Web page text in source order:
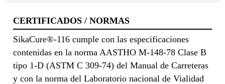
CERTIFICADOS / NORMAS
SikaCure®-116 cumple con las especificaciones
contenidas en la norma AASTHO M-148-78 Clase B
tipo 1-D (ASTM C 309-74) del Manual de Carreteras
y con la norma del Laboratorio nacional de Vialidad